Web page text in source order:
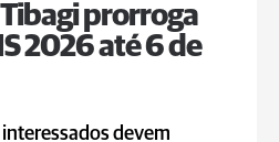
prorroga
2026 até 6 de
devem